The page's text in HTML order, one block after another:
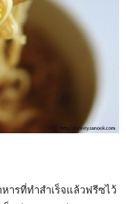
ารที่ทำสำเร็จแล้วฟรีซไว้